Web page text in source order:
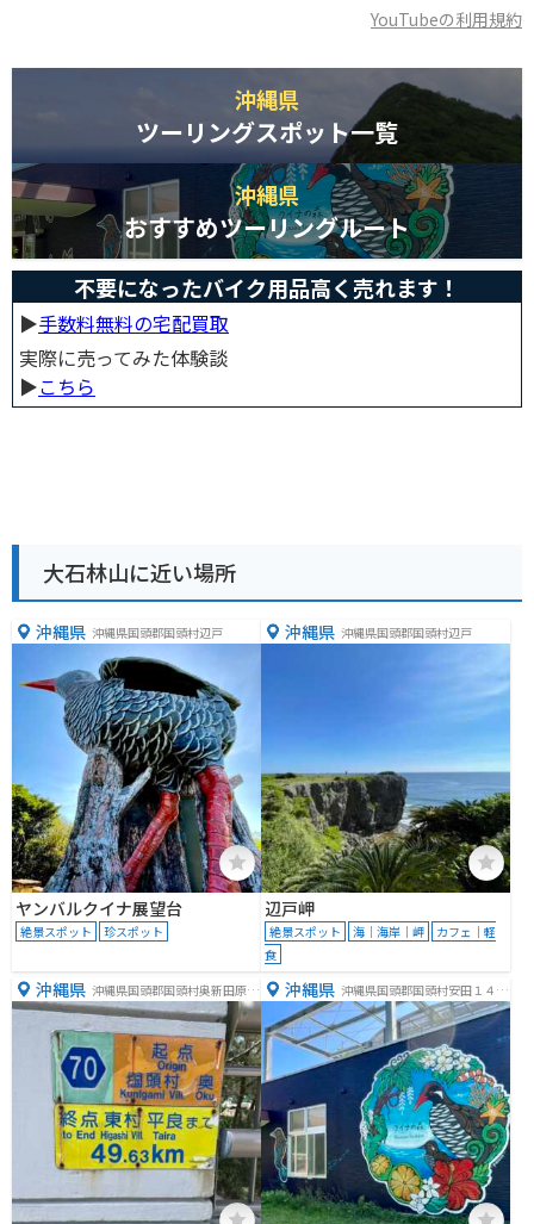
YouTubeの利用規約
沖縄県
ツーリングスポット一覧
沖縄県
おすすめツーリングルート
不要になったバイク用品高く売れます！
▶︎手数料無料の宅配買取
実際に売ってみた体験談
▶︎こちら
大石林山に近い場所
沖縄県 沖縄県国頭郡国頭村辺戸
ヤンバルクイナ展望台
絶景スポット 珍スポット
沖縄県 沖縄県国頭郡国頭村辺戸
辺戸岬
絶景スポット 海｜海岸｜岬
カフェ｜軽
食
沖縄県 沖縄県国頭郡国頭村奥新田原５
４１−１
沖縄県 沖縄県国頭郡国頭村安田１４７
７−３５